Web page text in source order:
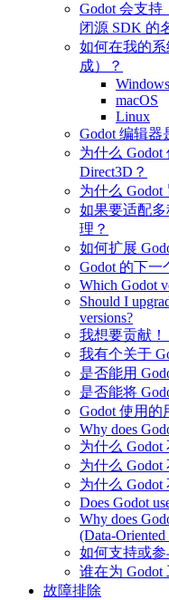
Godot 会支持
闭源 SDK 的
如何在我的
成）？
Windows
macOS
Linux
Godot 编辑器
为什么 Godot
Direct3D？
为什么 Godot
如果要适配
理？
如何扩展
Godot 的下一
Which Godot
Should I
versions?
我想要贡献！
我有个关于
是否能用
是否能将
Godot 使用的
Why does
为什么 Godot
为什么 Godot
为什么 Godot
Does Godot
Why does
(Data-Oriented
如何支持或参
谁在为 Godot
故障排除